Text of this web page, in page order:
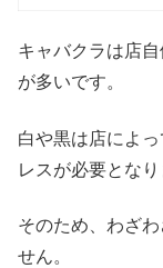
キャバクラは店
が多いです。
白や黒は店によ
レスが必要となり
そのため、わざ
せん。